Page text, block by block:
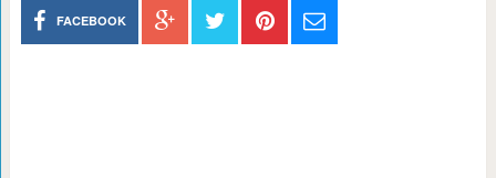
FACEBOOK